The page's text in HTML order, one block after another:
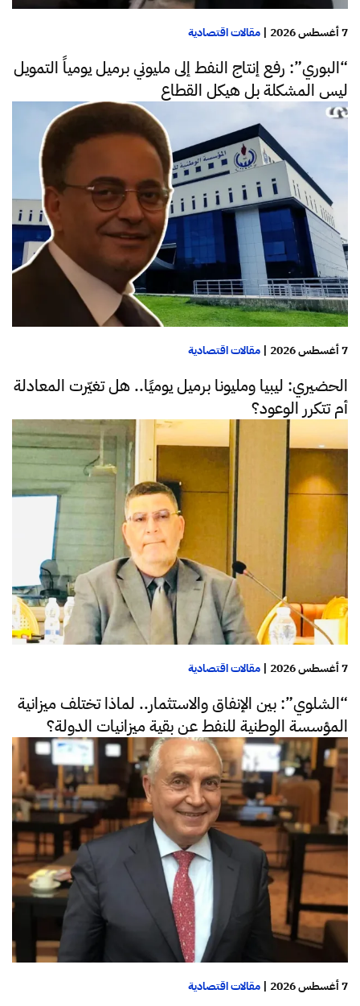
7 أغسطس 2026 | مقالات اقتصادية
“البوري”: رفع إنتاج النفط إلى مليوني برميل يومياً التمويل
ليس المشكلة بل هيكل القطاع
7 أغسطس 2026 | مقالات اقتصادية
الحضيري: ليبيا ومليونا برميل يوميًا.. هل تغيّرت المعادلة
أم تتكرر الوعود؟
7 أغسطس 2026 | مقالات اقتصادية
“الشلوي”: بين الإنفاق والاستثمار.. لماذا تختلف ميزانية
المؤسسة الوطنية للنفط عن بقية ميزانيات الدولة؟
7 أغسطس 2026 | مقالات اقتصادية